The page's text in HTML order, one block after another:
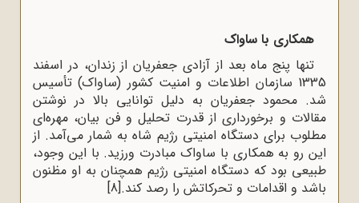
همکاری با ساواک
تنها پنج ماه بعد از آزادی جعفریان از زندان، در اسفند
1335 سازمان اطلاعات و امنیت کشور (ساواک) تأسیس
شد. محمود جعفریان به دلیل توانایی بالا در نوشتن
مقالات و برخورداری از قدرت تحلیل و فن بیان، مهره‌ای
مطلوب برای دستگاه امنیتی رژیم شاه به شمار می‌آمد. از
این رو به همکاری با ساواک مبادرت ورزید. با این وجود،
طبیعی بود که دستگاه امنیتی رژیم همچنان به او مظنون
باشد و اقدامات و تحرکاتش را رصد کند.[8]